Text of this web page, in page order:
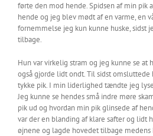
førte den mod hende. Spidsen af min pik
hende og jeg blev mødt af en varme, en
fornemmelse jeg kun kunne huske, sidst
tilbage.
Hun var virkelig stram og jeg kunne se at
også gjorde lidt ondt. Til sidst
tykke pik. I min liderlighed tændte jeg
Jeg kunne se hendes små indre møre
pik ud og hvordan min pik glinsede af
var der en blanding af klare safter og lidt
øjnene og lagde hovedet tilbage medens